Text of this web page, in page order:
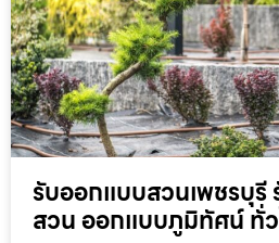
รับออกแบบสวนเพชรบุ
สวน ออกแบบภูมิทัศน์ ทั่